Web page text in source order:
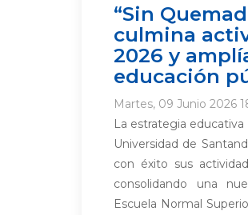
“Sin
culmina
2026 y
educación
Martes, 09 Junio 2026
La estrategia educativa
Universidad de
con éxito sus
consolidando una
Escuela Normal